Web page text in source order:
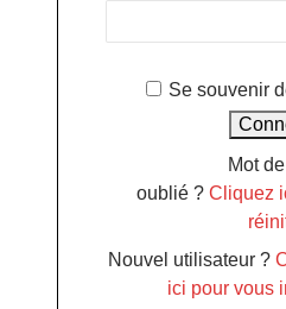
Se souvenir
Mot
oublié ?Cliquez
Nouvel utilisateur ?
ici pour vous